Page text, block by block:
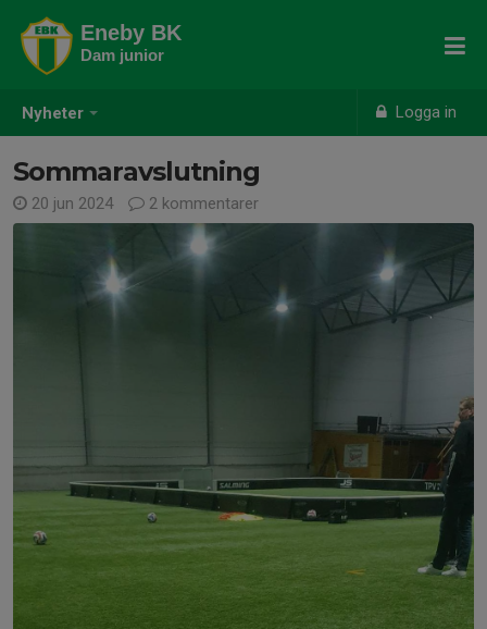
Nyheter Logga in
Eneby BK
Dam junior
Sommaravslutning
20 jun 2024 2 kommentarer